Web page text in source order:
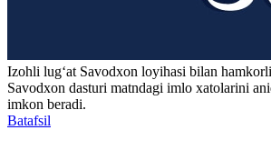
Izohli lugʻat Savodxon loyihasi bilan
Savodxon dasturi matndagi imlo xatolarini
imkon beradi.
Batafsil